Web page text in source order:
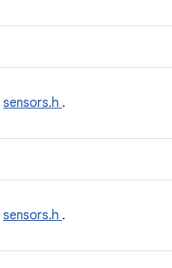
sensors.h .
sensors.h .